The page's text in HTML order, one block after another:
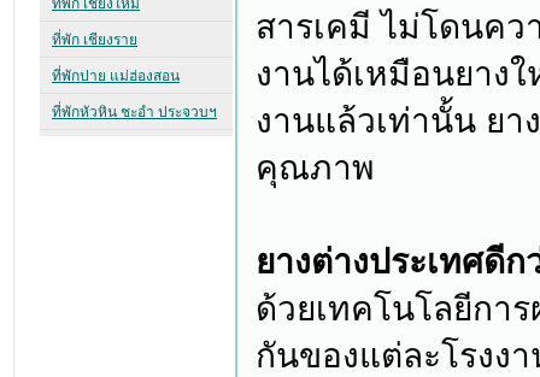
สารเคมี ไม่โดนค
งานได้เหมือนยาง
งานแล้วเท่านั้น ยา
คุณภาพ
ยางต่างประเทศดี
ด้วยเทคโนโลยีกา
กันของแต่ละโรงง